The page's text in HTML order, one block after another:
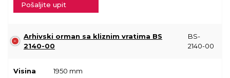
Pošaljite upit
Arhivski orman sa kliznim vratima BS
2140-00
BS-
2140-00
Visina 1950 mm